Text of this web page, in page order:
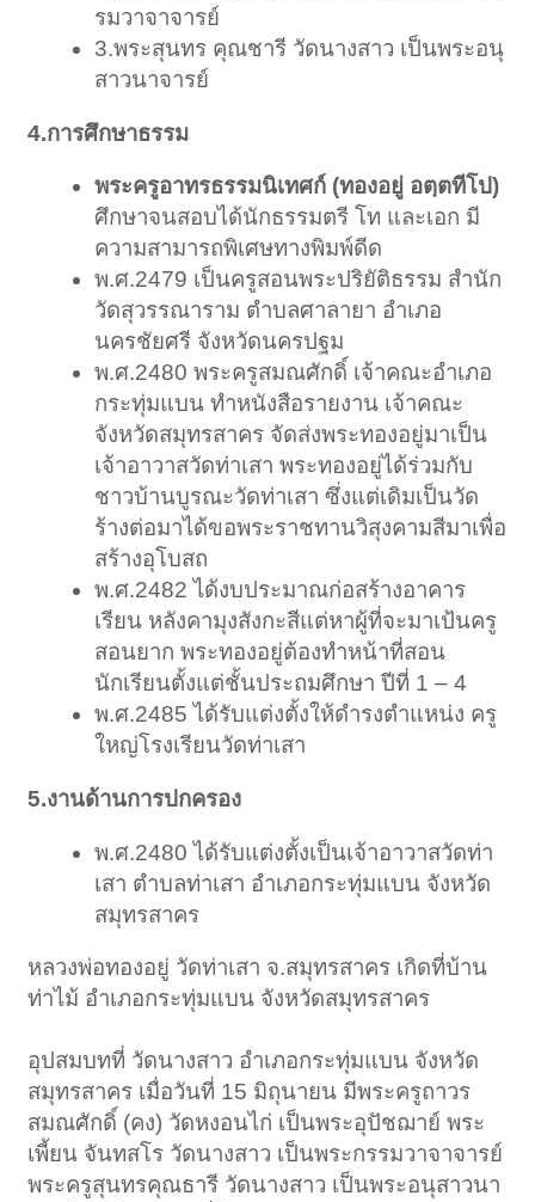
รมวาจาจารย์
3.พระสุนทร คุณชารี วัดนางสาว เป็นพระอนุ
สาวนาจารย์
4.การศึกษาธรรม
พระครูอาทรธรรมนิเทศก์ (ทองอยู่ อตฺตทีโป)
ศึกษาจนสอบได้นักธรรมตรี โท และเอก มี
ความสามารถพิเศษทางพิมพ์ดีด
พ.ศ.2479 เป็นครูสอนพระปริยัติธรรม สำนัก
วัดสุวรรณาราม ตำบลศาลายา อำเภอ
นครชัยศรี จังหวัดนครปฐม
พ.ศ.2480 พระครูสมณศักดิ์ เจ้าคณะอำเภอ
กระทุ่มแบน ทำหนังสือรายงาน เจ้าคณะ
จังหวัดสมุทรสาคร จัดส่งพระทองอยู่มาเป็น
เจ้าอาวาสวัดท่าเสา พระทองอยู่ได้ร่วมกับ
ชาวบ้านบูรณะวัดท่าเสา ซึ่งแต่เดิมเป็นวัด
ร้างต่อมาได้ขอพระราชทานวิสุงคามสีมาเพื่อ
สร้างอุโบสถ
พ.ศ.2482 ได้งบประมาณก่อสร้างอาคาร
เรียน หลังคามุงสังกะสีแต่หาผู้ที่จะมาเป้นครู
สอนยาก พระทองอยู่ต้องทำหน้าที่สอน
นักเรียนตั้งแต่ชั้นประถมศึกษา ปีที่ 1 – 4
พ.ศ.2485 ได้รับแต่งตั้งให้ดำรงตำแหน่ง ครู
ใหญ่โรงเรียนวัดท่าเสา
5.งานด้านการปกครอง
พ.ศ.2480 ได้รับแต่งตั้งเป็นเจ้าอาวาสวัดท่า
เสา ตำบลท่าเสา อำเภอกระทุ่มแบน จังหวัด
สมุทรสาคร
หลวงพ่อทองอยู่ วัดท่าเสา จ.สมุทรสาคร เกิดที่บ้าน
ท่าไม้ อำเภอกระทุ่มแบน จังหวัดสมุทรสาคร
อุปสมบทที่ วัดนางสาว อำเภอกระทุ่มแบน จังหวัด
สมุทรสาคร เมื่อวันที่ 15 มิถุนายน มีพระครูถาวร
สมณศักดิ์ (คง) วัดหงอนไก่ เป็นพระอุปัชฌาย์ พระ
เพี้ยน จันทสโร วัดนางสาว เป็นพระกรรมวาจาจารย์
พระครูสุนทรคุณธารี วัดนางสาว เป็นพระอนุสาวนา